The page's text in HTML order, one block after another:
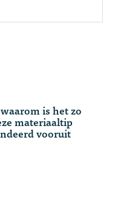
is het zo
materiaaltip
vooruit